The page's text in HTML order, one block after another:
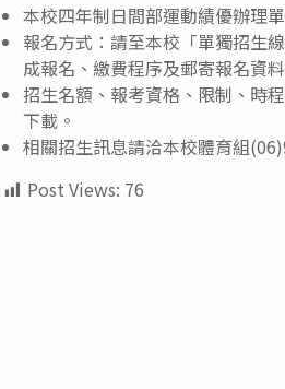
本校四年制日間部運動績優辦理
報名方式：請至本校「單獨招
成報名、繳費程序及郵寄報名資
招生名額、報考資格、限制、時
下載。
相關招生訊息請洽本校體育組
Post Views: 76